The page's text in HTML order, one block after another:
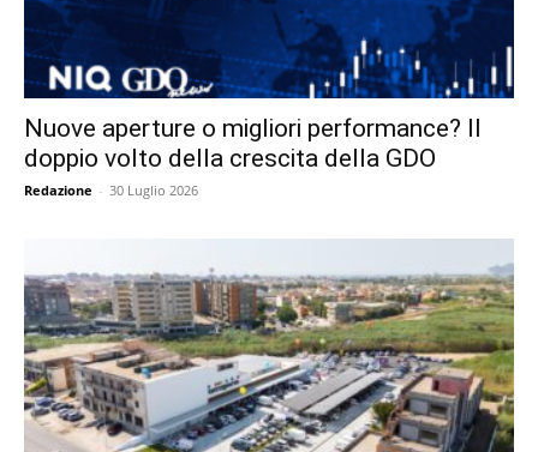
Nuove aperture o migliori performance? Il
doppio volto della crescita della GDO
Redazione - 30 Luglio 2026